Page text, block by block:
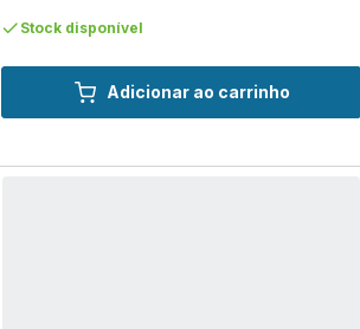
Adicionar ao carrinho
Stock disponível